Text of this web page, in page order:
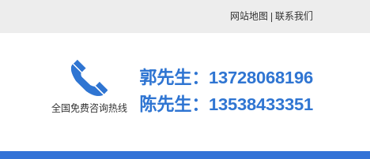
网站地图 联系我们
全国免费咨询热线
郭先生：13728068196
陈先生：13538433351